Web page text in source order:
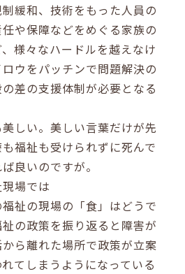
緩和、技術をもった人員の
や保障などをめぐる家族の
様々なハードルを越えなけ
ウをパッチンで問題解決の
差の支援体制が必要となる
しい。美しい言葉だけが先
福祉も受けられずに死んで
良いのですが。
場では
祉の現場の「食」はどうで
の政策を振り返ると障害が
ら離れた場所で政策が立案
てしまうようになっている